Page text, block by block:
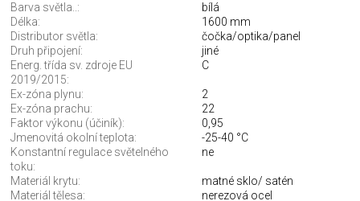
Barva světla..:
bílá
Délka:
1600 mm
Distributor světla:
čočka/optika/panel
Druh připojení:
jiné
Energ. třída sv. zdroje EU
2019/2015:
C
Ex-zóna plynu:
2
Ex-zóna prachu:
22
Faktor výkonu (účiník):
0,95
Jmenovitá okolní teplota:
-25-40 °C
Konstantní regulace světelného
toku:
ne
Materiál krytu:
matné sklo/ satén
Materiál tělesa:
nerezová ocel